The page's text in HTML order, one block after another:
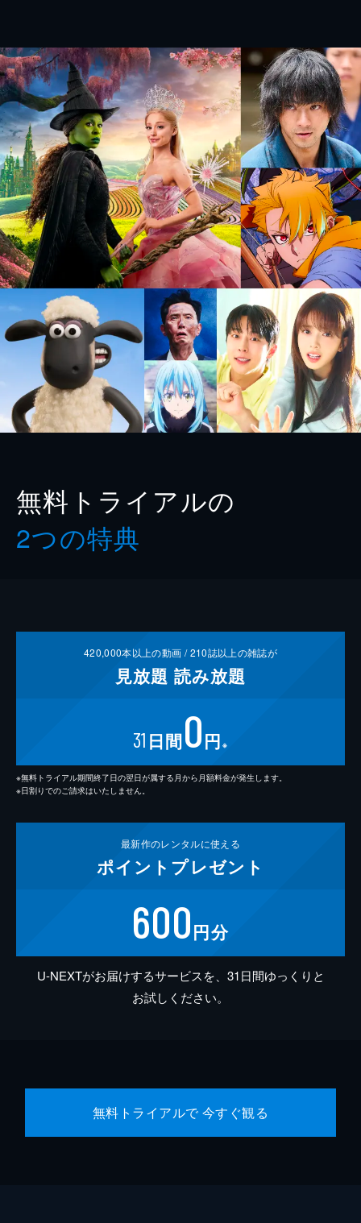
無料トライアルの
2つの特典
420,000本以上の動画 /210誌以上の雑誌が
見放題 読み放題
31 日間0円 ※
※無料トライアル期間終了日の翌日が属する月から月額料金が発生します。
※日割りでのご請求はいたしません。
最新作のレンタルに使える
ポイント プレゼント
600円分
U-NEXTがお届けするサービスを、31日間ゆっくりと
お試しください。
無料トライアルで 今すぐ観る